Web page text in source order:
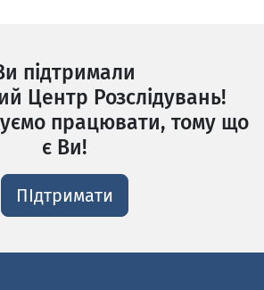
підтримали
Центр Розслідувань!
працювати, тому що
є Ви!
ПІдтримати